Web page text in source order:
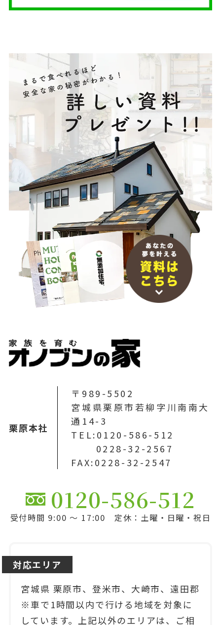
栗原本社
〒989-5502
宮城県栗原市若柳字川南南大
通14-3
TEL:0120-586-512
0228-32-2567
FAX:0228-32-2547
0120-586-512
受付時間 9:00 ～ 17:00 定休：土曜・日曜・祝日
対応エリア
宮城県 栗原市、登米市、大崎市、遠田郡
※車で1時間以内で行ける地域を対象に
しています。上記以外のエリアは、ご相